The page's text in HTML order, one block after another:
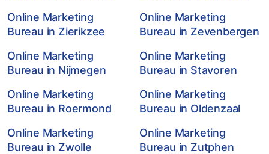
Online Marketing
Bureau in Zierikzee
Online Marketing
Bureau in Zevenbergen
Online Marketing
Bureau in Nijmegen
Online Marketing
Bureau in Stavoren
Online Marketing
Bureau in Roermond
Online Marketing
Bureau in Oldenzaal
Online Marketing
Bureau in Zwolle
Online Marketing
Bureau in Zutphen